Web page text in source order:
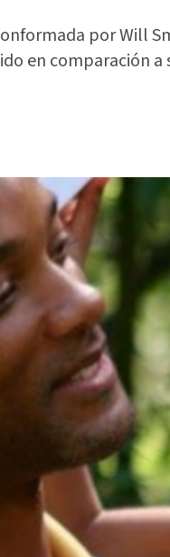
por Will
en comparación a